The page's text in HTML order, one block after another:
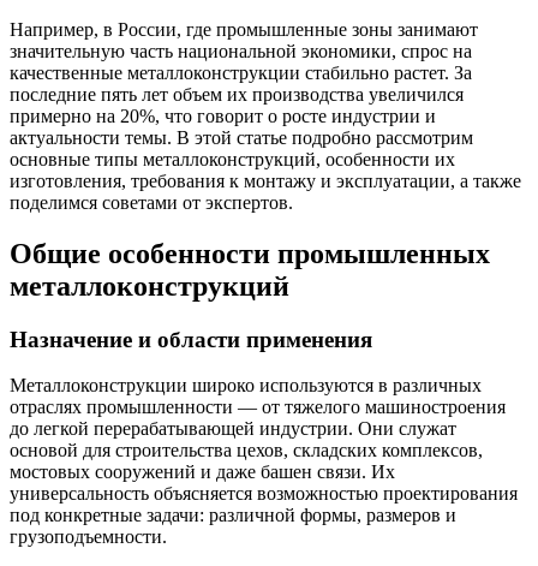
Например, в России, где промышленные зоны занимают
значительную часть национальной экономики, спрос на
качественные металлоконструкции стабильно растет. За
последние пять лет объем их производства увеличился
примерно на 20%, что говорит о росте индустрии и
актуальности темы. В этой статье подробно рассмотрим
основные типы металлоконструкций, особенности их
изготовления, требования к монтажу и эксплуатации, а также
поделимся советами от экспертов.
Общие особенности промышленных
металлоконструкций
Назначение и области применения
Металлоконструкции широко используются в различных
отраслях промышленности — от тяжелого машиностроения
до легкой перерабатывающей индустрии. Они служат
основой для строительства цехов, складских комплексов,
мостовых сооружений и даже башен связи. Их
универсальность объясняется возможностью проектирования
под конкретные задачи: различной формы, размеров и
грузоподъемности.